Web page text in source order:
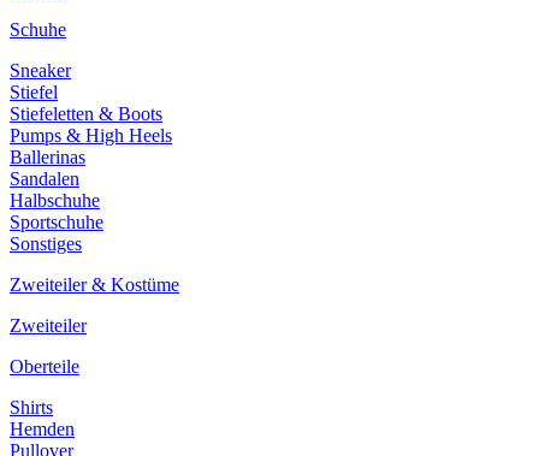
Schuhe
Sneaker
Stiefel
Stiefeletten & Boots
Pumps & High Heels
Ballerinas
Sandalen
Halbschuhe
Sportschuhe
Sonstiges
Zweiteiler & Kostüme
Zweiteiler
Oberteile
Shirts
Hemden
Pullover